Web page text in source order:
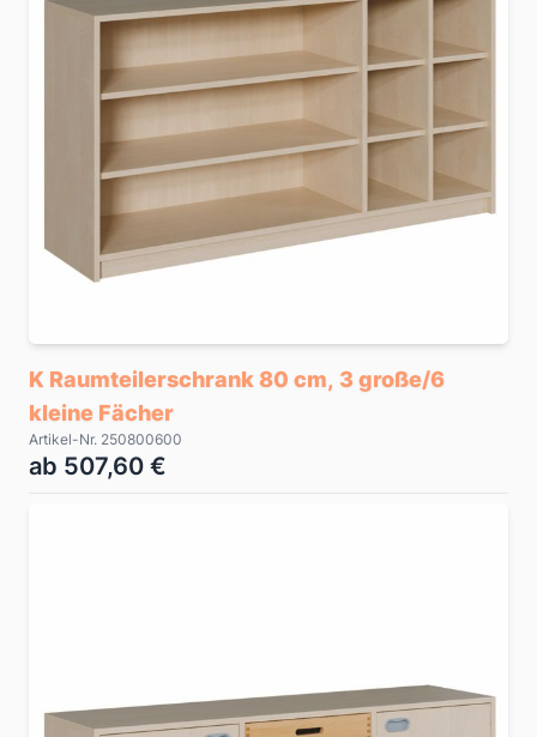
K Raumteilerschrank 80 cm, 3 große/6
kleine Fächer
Artikel-Nr. 250800600
ab 507,60 €